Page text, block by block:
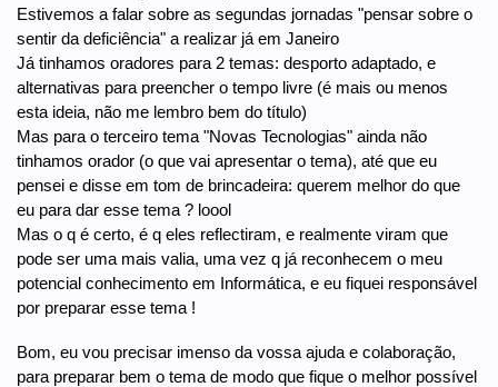
Estivemos a falar sobre as segundas jornadas "pensar sobre o
sentir da deficiência" a realizar já em Janeiro
Já tinhamos oradores para 2 temas: desporto adaptado, e
alternativas para preencher o tempo livre (é mais ou menos
esta ideia, não me lembro bem do título)
Mas para o terceiro tema "Novas Tecnologias" ainda não
tinhamos orador (o que vai apresentar o tema), até que eu
pensei e disse em tom de brincadeira: querem melhor do que
eu para dar esse tema ? loool
Mas o q é certo, é q eles reflectiram, e realmente viram que
pode ser uma mais valia, uma vez q já reconhecem o meu
potencial conhecimento em Informática, e eu fiquei responsável
por preparar esse tema !
Bom, eu vou precisar imenso da vossa ajuda e colaboração,
para preparar bem o tema de modo que fique o melhor possível